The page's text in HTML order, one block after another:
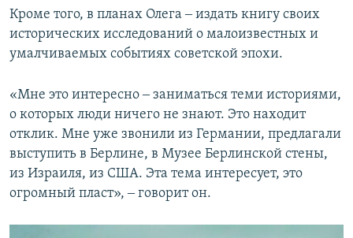
Кроме того, в планах Олега ‒ издать книгу своих
исторических исследований о малоизвестных и
умалчиваемых событиях советской эпохи.
«Мне это интересно ‒ заниматься теми историями,
о которых люди ничего не знают. Это находит
отклик. Мне уже звонили из Германии, предлагали
выступить в Берлине, в Музее Берлинской стены,
из Израиля, из США. Эта тема интересует, это
огромный пласт», ‒ говорит он.